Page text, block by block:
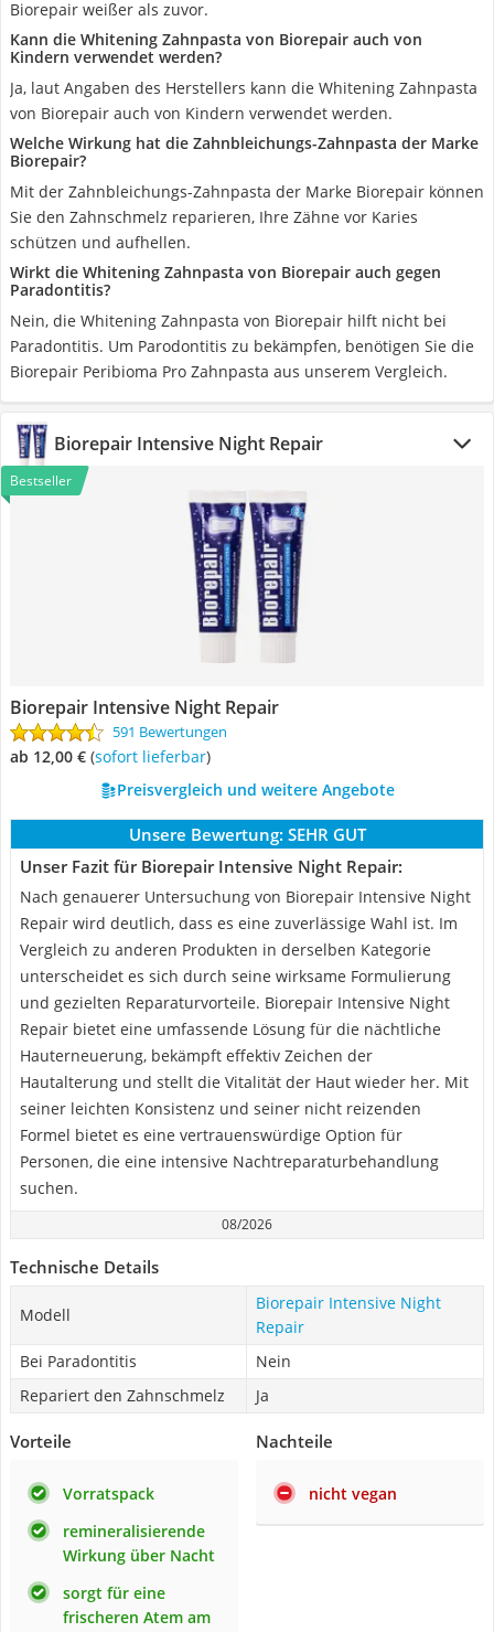
Biorepair weißer als zuvor.
Kann die Whitening Zahnpasta von Biorepair auch von
Kindern verwendet werden?
Ja, laut Angaben des Herstellers kann die Whitening Zahnpasta
von Biorepair auch von Kindern verwendet werden.
Welche Wirkung hat die Zahnbleichungs-Zahnpasta der Marke
Biorepair?
Mit der Zahnbleichungs-Zahnpasta der Marke Biorepair können
Sie den Zahnschmelz reparieren, Ihre Zähne vor Karies
schützen und aufhellen.
Wirkt die Whitening Zahnpasta von Biorepair auch gegen
Paradontitis?
Nein, die Whitening Zahnpasta von Biorepair hilft nicht bei
Paradontitis. Um Parodontitis zu bekämpfen, benötigen Sie die
Biorepair Peribioma Pro Zahnpasta aus unserem Vergleich.
Biorepair Intensive Night Repair
Bestseller
Biorepair Intensive Night Repair
591 Bewertungen
ab 12,00 € ( Sofort lieferbar)
Preisvergleich und weitere Angebote
Unsere Bewertung: SEHR GUT
Unser Fazit für Biorepair Intensive Night Repair:
Nach genauerer Untersuchung von Biorepair Intensive Night
Repair wird deutlich, dass es eine zuverlässige Wahl ist. Im
Vergleich zu anderen Produkten in derselben Kategorie
unterscheidet es sich durch seine wirksame Formulierung
und gezielten Reparaturvorteile. Biorepair Intensive Night
Repair bietet eine umfassende Lösung für die nächtliche
Hauterneuerung, bekämpft effektiv Zeichen der
Hautalterung und stellt die Vitalität der Haut wieder her. Mit
seiner leichten Konsistenz und seiner nicht reizenden
Formel bietet es eine vertrauenswürdige Option für
Personen, die eine intensive Nachtreparaturbehandlung
suchen.
08/2026
Technische Details
Modell
Biorepair Intensive Night
Repair
Bei Paradontitis
Nein
Repariert den Zahnschmelz
Ja
Vorteile
Vorratspack
remineralisierende
Wirkung über Nacht
sorgt für eine
frischeren Atem am
Nachteile
nicht vegan